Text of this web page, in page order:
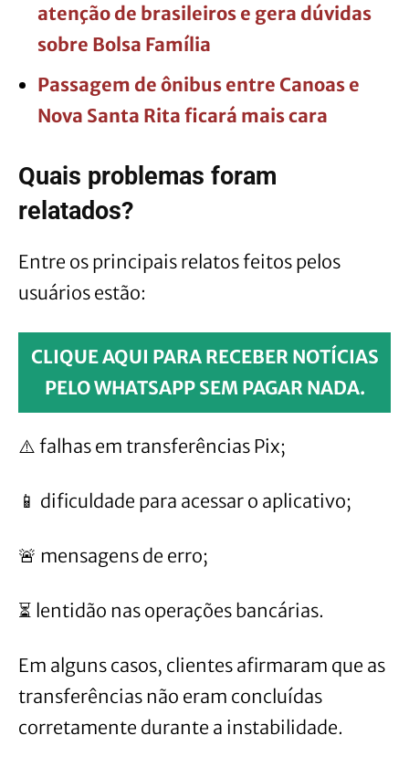
atenção de brasileiros e gera dúvidas
sobre Bolsa Família
Passagem de ônibus entre Canoas e
Nova Santa Rita ficará mais cara
Quais problemas foram
relatados?
Entre os principais relatos feitos pelos
usuários estão:
CLIQUE AQUI PARA RECEBER NOTÍCIAS
PELO WHATSAPP SEM PAGAR NADA.
⚠️ falhas em transferências Pix;
📱 dificuldade para acessar o aplicativo;
🚨 mensagens de erro;
⏳ lentidão nas operações bancárias.
Em alguns casos, clientes afirmaram que as
transferências não eram concluídas
corretamente durante a instabilidade.